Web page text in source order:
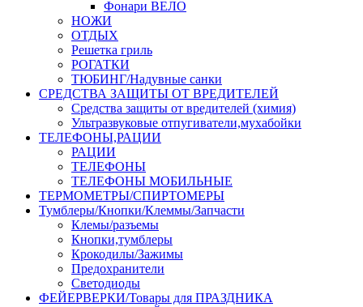
Фонари ВЕЛО
НОЖИ
ОТДЫХ
Решетка гриль
РОГАТКИ
ТЮБИНГ/Надувные санки
СРЕДСТВА ЗАЩИТЫ ОТ ВРЕДИТЕЛЕЙ
Средства защиты от вредителей (химия)
Ультразвуковые отпугиватели,мухабойки
ТЕЛЕФОНЫ,РАЦИИ
РАЦИИ
ТЕЛЕФОНЫ
ТЕЛЕФОНЫ МОБИЛЬНЫЕ
ТЕРМОМЕТРЫ/СПИРТОМЕРЫ
Тумблеры/Кнопки/Клеммы/Запчасти
Клемы/разъемы
Кнопки,тумблеры
Крокодилы/Зажимы
Предохранители
Светодиоды
ФЕЙЕРВЕРКИ/Товары для ПРАЗДНИКА